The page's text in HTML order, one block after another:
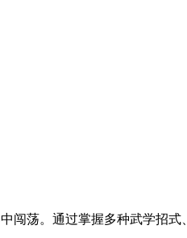
闯荡。通过掌握多种武学招